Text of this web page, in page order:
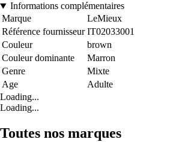
Informations complémentaires
Marque
LeMieux
Référence fournisseur IT02033001
Couleur
brown
Couleur dominante
Marron
Genre
Mixte
Age
Adulte
Loading...
Loading...
Toutes nos marques